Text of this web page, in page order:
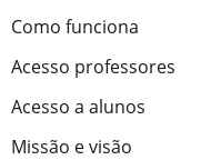
Como funciona
Acesso professores
Acesso a alunos
Missão e visão